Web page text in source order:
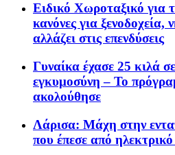
Ειδικό Χωροταξικό για
κανόνες για
αλλάζει στις επενδύσεις
Γυναίκα έχασε 25 κιλά
εγκυμοσύνη – Το
ακολούθησε
Λάρισα: Μάχη στην
που έπεσε από ηλεκτρικό